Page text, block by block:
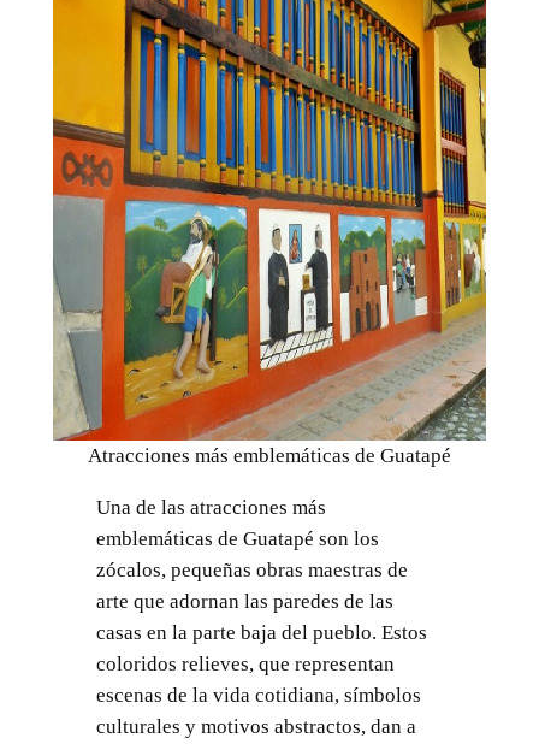
Atracciones más emblemáticas de Guatapé
Una de las atracciones más
emblemáticas de Guatapé son los
zócalos, pequeñas obras maestras de
arte que adornan las paredes de las
casas en la parte baja del pueblo. Estos
coloridos relieves, que representan
escenas de la vida cotidiana, símbolos
culturales y motivos abstractos, dan a